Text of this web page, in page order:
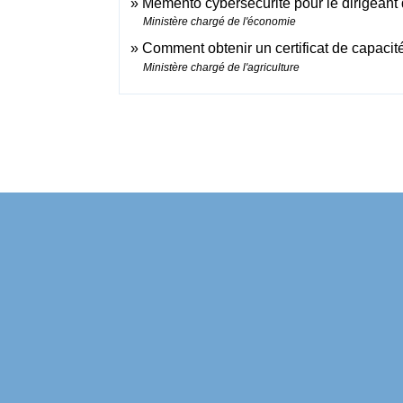
Ministère chargé de l'économie
Comment obtenir un certificat de
Ministère chargé de l'agriculture